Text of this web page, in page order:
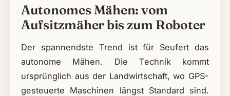
Autonomes Mähen: vom
Aufsitzmäher bis zum Roboter
Der spannendste Trend ist für Seufert das
autonome Mähen. Die Technik kommt
ursprünglich aus der Landwirtschaft, wo GPS-
gesteuerte Maschinen längst Standard sind.